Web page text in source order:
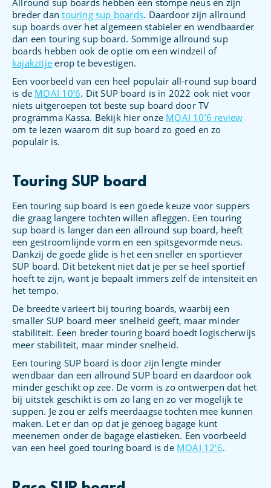
Allround sup boards hebben een stompe neus en zijn
breder dantouring sup boards. Daardoor zijn allround
sup boards over het algemeen stabieler en wendbaarder
dan een touring sup board. Sommige allround sup
boards hebben ook de optie om een windzeil of
kajakzitje erop te bevestigen.
Een voorbeeld van een heel populair all-round sup board
is de MOAI 10’6. Dit SUP board is in 2022 ook niet voor
niets uitgeroepen tot beste sup board door TV
programma Kassa. Bekijk hier onze MOAI 10’6 review
om te lezen waarom dit sup board zo goed en zo
populair is.
Touring SUP board
Een touring sup board is een goede keuze voor suppers
die graag langere tochten willen afleggen. Een touring
sup board is langer dan een allround sup board, heeft
een gestroomlijnde vorm en een spitsgevormde neus.
Dankzij de goede glide is het een sneller en sportiever
SUP board. Dit betekent niet dat je per se heel sportief
hoeft te zijn, want je bepaalt immers zelf de intensiteit en
het tempo.
De breedte varieert bij touring boards, waarbij een
smaller SUP board meer snelheid geeft, maar minder
stabiliteit. Eeen breder touring board boedt logischerwijs
meer stabiliteit, maar minder snelheid.
Een touring SUP board is door zijn lengte minder
wendbaar dan een allround SUP board en daardoor ook
minder geschikt op zee. De vorm is zo ontwerpen dat het
bij uitstek geschikt is om zo lang en zo ver mogelijk te
suppen. Je zou er zelfs meerdaagse tochten mee kunnen
maken. Let er dan op dat je genoeg bagage kunt
meenemen onder de bagage elastieken. Een voorbeeld
van een heel goed touring board is de MOAI 12’6.